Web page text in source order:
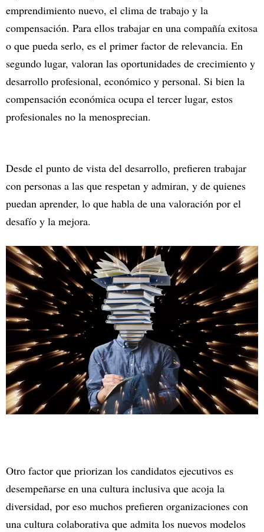
emprendimiento nuevo, el clima de trabajo y la
compensación. Para ellos trabajar en una compañía exitosa
o que pueda serlo, es el primer factor de relevancia. En
segundo lugar, valoran las oportunidades de crecimiento y
desarrollo profesional, económico y personal. Si bien la
compensación económica ocupa el tercer lugar, estos
profesionales no la menosprecian.
Desde el punto de vista del desarrollo, prefieren trabajar
con personas a las que respetan y admiran, y de quienes
puedan aprender, lo que habla de una valoración por el
desafío y la mejora.
Otro factor que priorizan los candidatos ejecutivos es
desempeñarse en una cultura inclusiva que acoja la
diversidad, por eso muchos prefieren organizaciones con
una cultura colaborativa que admita los nuevos modelos